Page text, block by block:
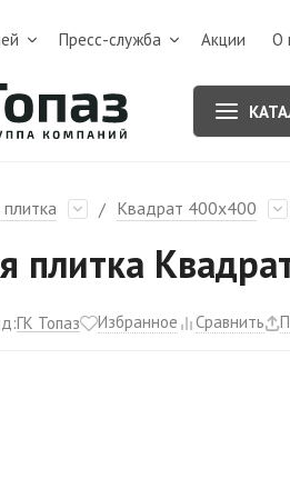
Пресс-служба Акции О
/ Квадрат 400х400
плитка
ГК Топаз Избранное Сравнить